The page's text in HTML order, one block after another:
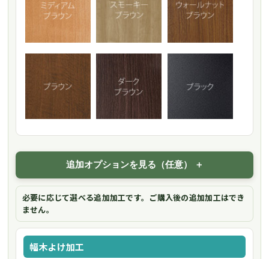
追加オプションを見る（任意）
必要に応じて選べる追加加工です。ご購入後の追加加工はでき
ません。
幅木よけ加工